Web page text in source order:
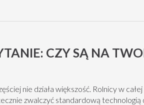
CZY SĄ NA
nie działa większość. Rolnicy w
zwalczyć standardową technologią